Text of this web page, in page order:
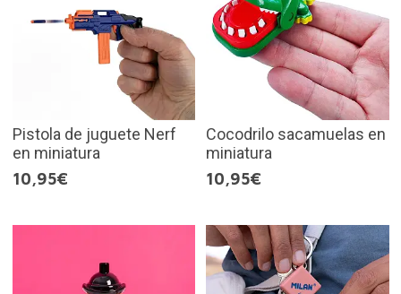
Pistola de juguete Nerf
en miniatura
10,95€
Cocodrilo sacamuelas en
miniatura
10,95€